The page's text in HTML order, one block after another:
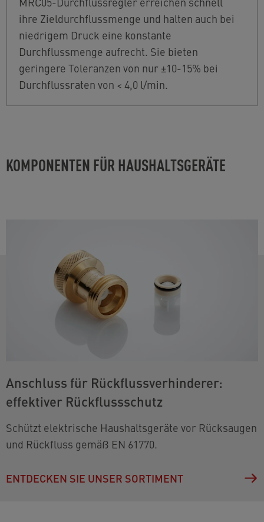
ihre Zieldurchflussmenge und halten auch bei
niedrigem Druck eine konstante
Durchflussmenge aufrecht. Sie bieten
geringere Toleranzen von nur ±10-15% bei
Durchflussraten von < 4,0 l/min.
KOMPONENTEN FÜR HAUSHALTSGERÄTE
Anschluss für Rückflussverhinderer:
effektiver Rückflussschutz
Schützt elektrische Haushaltsgeräte vor Rücksaugen
und Rückfluss gemäß EN 61770.
ENTDECKEN SIE UNSER SORTIMENT